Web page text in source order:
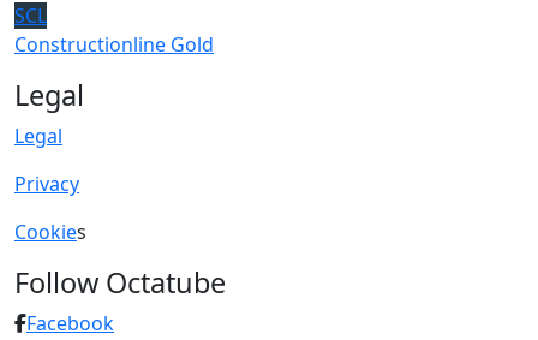
SCL
Constructionline Gold
Legal
Legal
Privacy
Cookies
Follow Octatube
Facebook